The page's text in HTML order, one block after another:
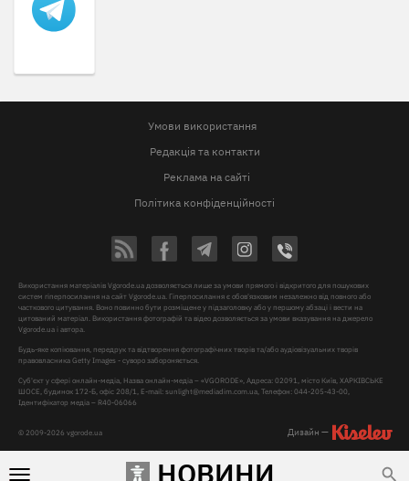
НОВИНИ
Умови використання
Редакція та контакти
Реклама на сайті
Політика конфіденційності
© 2009-2026 vgorode.ua
Використання матеріалів Vgorode.ua дозволяється лише за умови прямого і відкритого для пошукових
систем гіперпосилання на сайт Vgorode.ua. Гіперпосилання є обов'язковим незалежно від повного або
часткового цитування. Воно повинно бути розміщене у підзаголовку або у першому абзаці і вести на
цитований матеріал. Використання фотографій та відео дозволяється за умови вказування на джерело
Vgorode.ua і автора.
Будь-яке копіювання, передрук та відтворення фотографічних творів та/або аудіовізуальних творів
правовласника Getty Images - суворо забороняється.
Суб'єкт у сфері онлайн-медіа, Назва онлайн-медіа – «VGORODE», Адреса: 02091, місто Київ, ХАРКІВСЬКЕ
ШОСЕ, будинок 172-Б, офіс 208/1, E-mail:sunlight@mediadim.com.ua , Телефон: 044-205-43-00,
Ідентифікатор медіа – R40-06066
Дизайн —